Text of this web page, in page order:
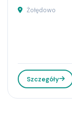
Żołędowo
Szczegóły